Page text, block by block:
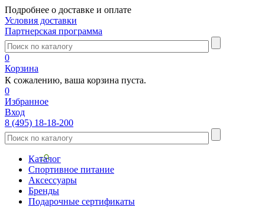
Подробнее о доставке и оплате
Условия доставки
Партнерская программа
0
Корзина
К сожалению, ваша корзина пуста.
0
Избранное
Вход
8 (495) 18-18-200
Каталог
Спортивное питание
Аксессуары
Бренды
Подарочные сертификаты